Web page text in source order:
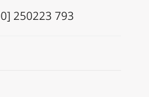
250223 793